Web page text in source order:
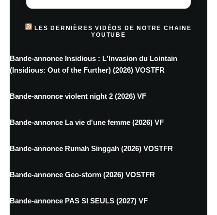
LES DERNIÈRES VIDÉOS DE NOTRE CHAINE
YOUTUBE
Bande-annonce Insidious : L'Invasion du Lointain
(Insidious: Out of the Further) (2026) VOSTFR
Bande-annonce violent night 2 (2026) VF
Bande-annonce La vie d'une femme (2026) VF
Bande-annonce Rumah Singgah (2026) VOSTFR
Bande-annonce Geo-storm (2026) VOSTFR
Bande-annonce PAS SI SEULS (2027) VF